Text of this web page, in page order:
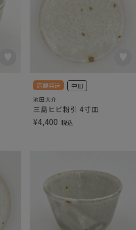
店舗発送 中皿
池田大介
三島ヒビ粉引 4寸皿
¥4,400 税込